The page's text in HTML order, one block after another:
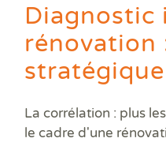
Diagnostic
rénovation
stratégique
La corrélation : plus
le cadre d'une